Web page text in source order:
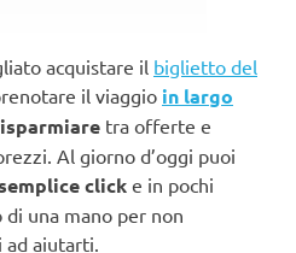
acquistare il biglietto del
il viaggio in largo
tra offerte e
Al giorno d’oggi puoi
click e in pochi
una mano per non
ad aiutarti.